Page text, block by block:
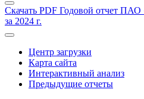
Скачать PDF Годовой отчет
за 2024 г.
Центр загрузки
Карта сайта
Интерактивный анализ
Предыдущие отчеты